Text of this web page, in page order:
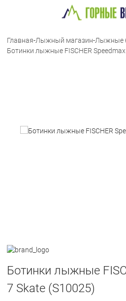
Главная-Лыжный магазин-Лыжные
Ботинки лыжные FISCHER
Ботинки лыжные
7 Skate (S10025)